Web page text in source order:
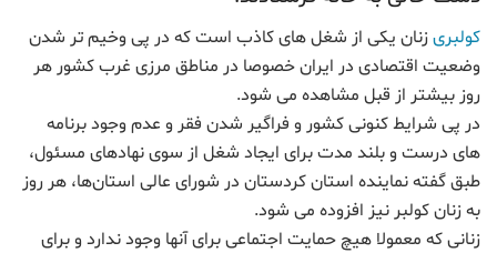
کولبریزنان یکی از شغل های کاذب است که در پی وخیم تر شدن
وضعیت اقتصادی در ایران خصوصا در مناطق مرزی غرب کشور هر
روز بیشتر از قبل مشاهده می شود.
در پی شرایط کنونی کشور و فراگیر شدن فقر و عدم وجود برنامه
های درست و بلند مدت برای ایجاد شغل از سوی نهادهای مسئول،
طبق گفته نماینده استان کردستان در شورای عالی استان‌ها، هر روز
به زنان کولبر نیز افزوده می شود.
زنانی که معمولا هیچ حمایت اجتماعی برای آنها وجود ندارد و برای